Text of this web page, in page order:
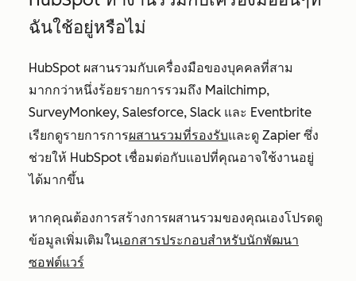
ฉันใช้อยู่หรือไม่
HubSpot ผสานรวมกับเครื่องมือของบุคคลที่สาม
มากกว่าหนึ่งร้อยรายการรวมถึง Mailchimp,
SurveyMonkey, Salesforce, Slack และ Eventbrite
เรียกดูรายการการผสานรวมที่รองรับและดู Zapier ซึ่ง
ช่วยให้ HubSpot เชื่อมต่อกับแอปที่คุณอาจใช้งานอยู่
ได้มากขึ้น
หากคุณต้องการสร้างการผสานรวมของคุณเองโปรดดู
ข้อมูลเพิ่มเติมในเอกสารประกอบสำหรับนักพัฒนา
ซอฟต์แวร์